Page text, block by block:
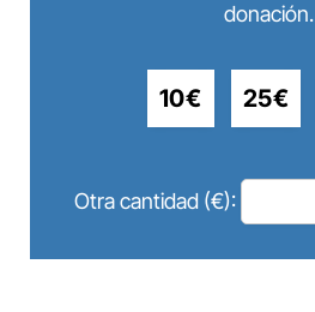
donación.
10€ 25€
Otra cantidad (€):